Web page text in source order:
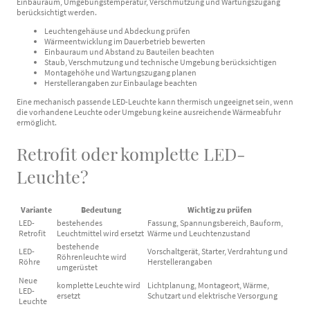
berücksichtigt werden.
Leuchtengehäuse und Abdeckung prüfen
Wärmeentwicklung im Dauerbetrieb bewerten
Einbauraum und Abstand zu Bauteilen beachten
Staub, Verschmutzung und technische Umgebung berücksichtigen
Montagehöhe und Wartungszugang planen
Herstellerangaben zur Einbaulage beachten
Eine mechanisch passende LED-Leuchte kann thermisch ungeeignet sein, wenn
die vorhandene Leuchte oder Umgebung keine ausreichende Wärmeabfuhr
ermöglicht.
Retrofit oder komplette LED-
Leuchte?
Variante Bedeutung
Wichtig zu prüfen
LED-
Retrofit
bestehendes
Leuchtmittel wird ersetzt
Fassung, Spannungsbereich, Bauform,
Wärme und Leuchtenzustand
LED-
Röhre
bestehende
Röhrenleuchte wird
umgerüstet
Vorschaltgerät, Starter, Verdrahtung und
Herstellerangaben
Neue
LED-
Leuchte
komplette Leuchte wird
ersetzt
Lichtplanung, Montageort, Wärme,
Schutzart und elektrische Versorgung